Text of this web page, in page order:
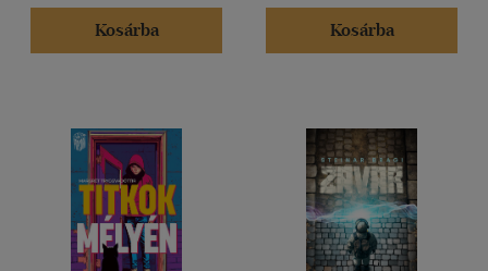
Kosárba
Kosárba